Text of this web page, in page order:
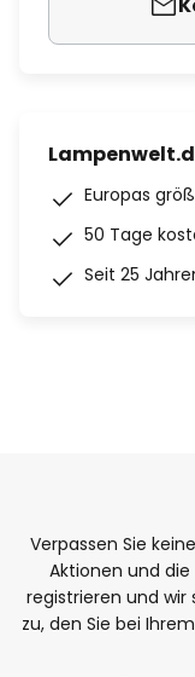
Europas
50 Tage
Seit 25
Verpassen Sie
Aktionen und
registrieren und wir
zu, den Sie bei